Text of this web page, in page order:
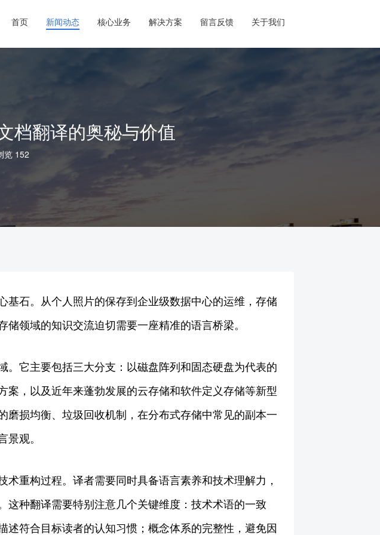
首页 新闻动态 核心业务 解决方案 留言反馈 关于我们
档翻译的奥秘与价值
览 152
石。从个人照片的保存到企业级数据中心的运维，存储
领域的知识交流迫切需要一座精准的语言桥梁。
它主要包括三大分支：以磁盘阵列和固态硬盘为代表的
，以及近年来蓬勃发展的云存储和软件定义存储等新型
损均衡、垃圾回收机制，在分布式存储中常见的副本一
观。
重构过程。译者需要同时具备语言素养和技术理解力，
种翻译需要特别注意几个关键维度：技术术语的一致
符合目标读者的认知习惯；概念体系的完整性，避免因